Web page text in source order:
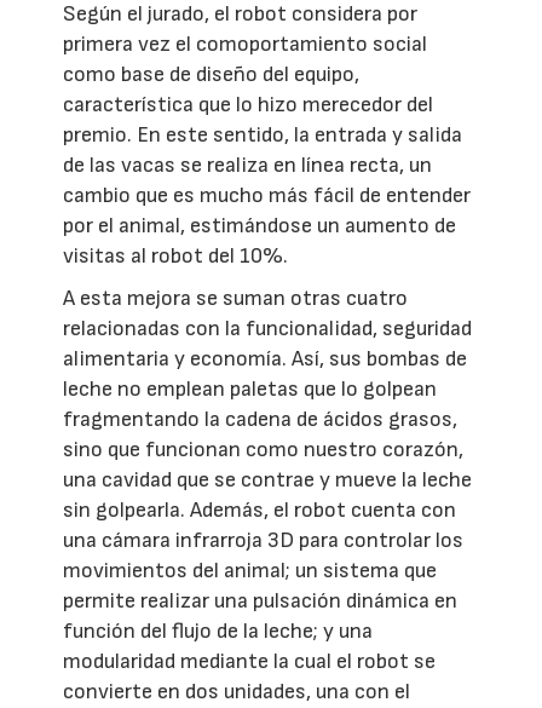
Según el jurado, el robot considera por
primera vez el comoportamiento social
como base de diseño del equipo,
característica que lo hizo merecedor del
premio. En este sentido, la entrada y salida
de las vacas se realiza en línea recta, un
cambio que es mucho más fácil de entender
por el animal, estimándose un aumento de
visitas al robot del 10%.
A esta mejora se suman otras cuatro
relacionadas con la funcionalidad, seguridad
alimentaria y economía. Así, sus bombas de
leche no emplean paletas que lo golpean
fragmentando la cadena de ácidos grasos,
sino que funcionan como nuestro corazón,
una cavidad que se contrae y mueve la leche
sin golpearla. Además, el robot cuenta con
una cámara infrarroja 3D para controlar los
movimientos del animal; un sistema que
permite realizar una pulsación dinámica en
función del flujo de la leche; y una
modularidad mediante la cual el robot se
convierte en dos unidades, una con el